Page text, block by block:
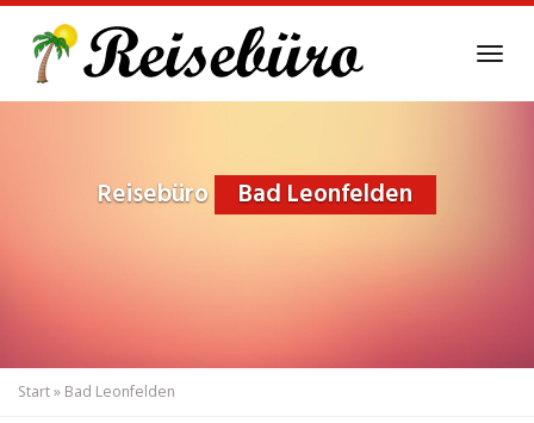
main
Reisebüro Bad Leonfelden
Start» Bad Leonfelden